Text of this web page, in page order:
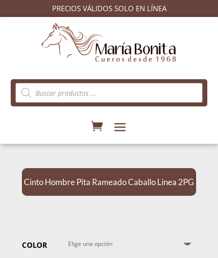
PRECIOS VÁLIDOS SOLO EN LÍNEA
Búsqueda
de
productos
Cinto Hombre Pita Rameado Caballo Linea 2PG
COLOR